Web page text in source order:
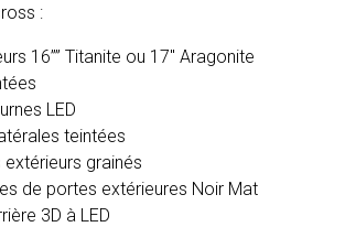
:
16”” Titanite ou 17″ Aragonite
LED
teintées
extérieurs grainés
de portes extérieures Noir Mat
3D à LED